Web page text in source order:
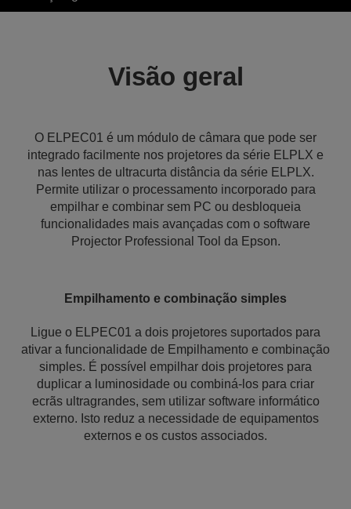
Visão geral
O ELPEC01 é um módulo de câmara que pode ser
integrado facilmente nos projetores da série ELPLX e
nas lentes de ultracurta distância da série ELPLX.
Permite utilizar o processamento incorporado para
empilhar e combinar sem PC ou desbloqueia
funcionalidades mais avançadas com o software
Projector Professional Tool da Epson.
Empilhamento e combinação simples
Ligue o ELPEC01 a dois projetores suportados para
ativar a funcionalidade de Empilhamento e combinação
simples. É possível empilhar dois projetores para
duplicar a luminosidade ou combiná-los para criar
ecrãs ultragrandes, sem utilizar software informático
externo. Isto reduz a necessidade de equipamentos
externos e os custos associados.